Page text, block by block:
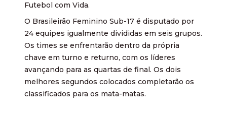
Futebol com Vida.
O Brasileirão Feminino Sub-17 é disputado por
24 equipes igualmente divididas em seis grupos.
Os times se enfrentarão dentro da própria
chave em turno e returno, com os líderes
avançando para as quartas de final. Os dois
melhores segundos colocados completarão os
classificados para os mata-matas.